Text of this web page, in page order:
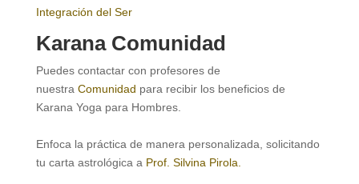
Integración del Ser
Karana Comunidad
Puedes contactar con profesores de
nuestra Comunidad para recibir los beneficios de
Karana Yoga para Hombres.
Enfoca la práctica de manera personalizada, solicitando
tu carta astrológica a Prof. Silvina Pirola.